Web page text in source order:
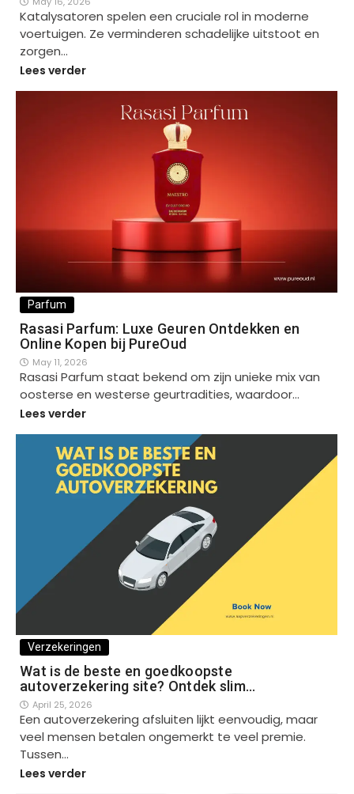
Katalysatoren spelen een cruciale rol in moderne
voertuigen. Ze verminderen schadelijke uitstoot en
zorgen…
Lees verder
Parfum
Rasasi Parfum: Luxe Geuren Ontdekken en
Online Kopen bij PureOud
May 11, 2026
Rasasi Parfum staat bekend om zijn unieke mix van
oosterse en westerse geurtradities, waardoor…
Lees verder
Verzekeringen
Wat is de beste en goedkoopste
autoverzekering site? Ontdek slim…
April 25, 2026
Een autoverzekering afsluiten lijkt eenvoudig, maar
veel mensen betalen ongemerkt te veel premie.
Tussen…
Lees verder